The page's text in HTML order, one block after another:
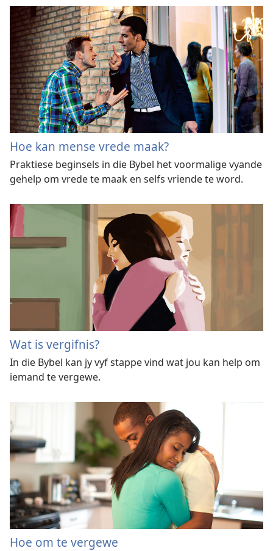
Hoe kan mense vrede maak?
Praktiese beginsels in die Bybel het voormalige vyande
gehelp om vrede te maak en selfs vriende te word.
Wat is vergifnis?
In die Bybel kan jy vyf stappe vind wat jou kan help om
iemand te vergewe.
Hoe om te vergewe